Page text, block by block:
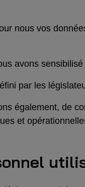
nous vos
avons
par les
également, de
et